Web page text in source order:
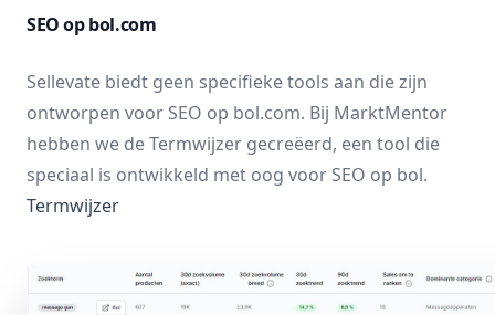
SEO op bol.com
Sellevate biedt geen specifieke tools aan die zijn
ontworpen voor SEO op bol.com. Bij MarktMentor
hebben we de Termwijzer gecreëerd, een tool die
speciaal is ontwikkeld met oog voor SEO op bol.
Termwijzer